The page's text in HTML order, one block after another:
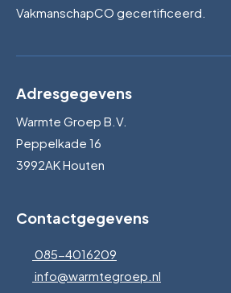
VakmanschapCO gecertificeerd.
Adresgegevens
Warmte Groep B.V.
Peppelkade 16
3992AK Houten
Contactgegevens
085-4016209
info@warmtegroep.nl